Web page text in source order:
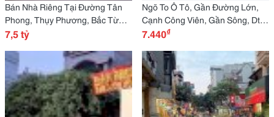
Bán Nhà Riêng Tại Đường Tân
Phong, Thụy Phương, Bắc Từ
Liêm, Hà Nội, Dt 62M2 Đẹp,
7,5 tỷ
Ngõ To Ô Tô, Gần Đường Lớn,
Cạnh Công Viên, Gần Sông, Dt
62M2, Số 24 Ngõ 114/2 Phố Tân
7.440₫